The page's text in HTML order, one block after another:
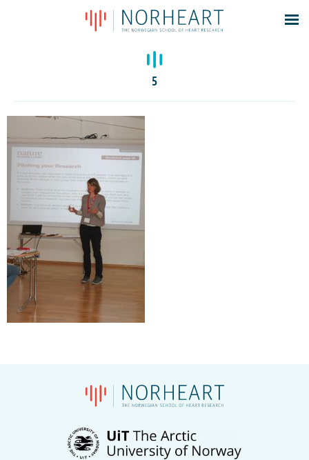
Latest news
Events
Members
Contacts
5